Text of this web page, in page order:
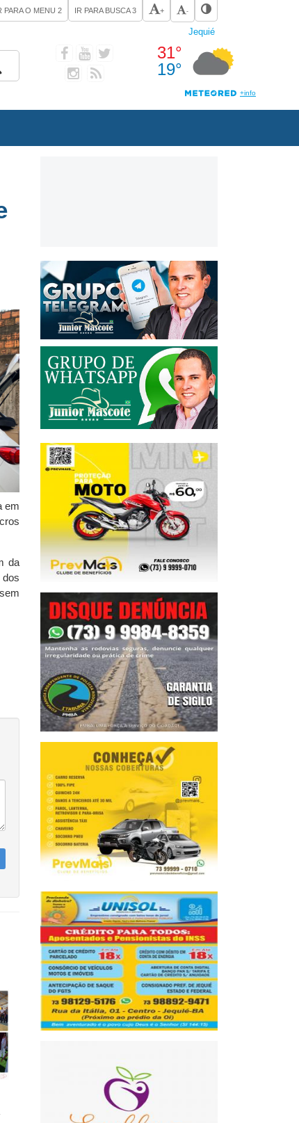
PARA O MENU 2 IR PARA BUSCA3 + -
em
da